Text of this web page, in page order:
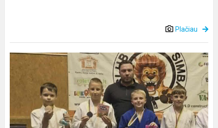
Plačiau
Dziudo